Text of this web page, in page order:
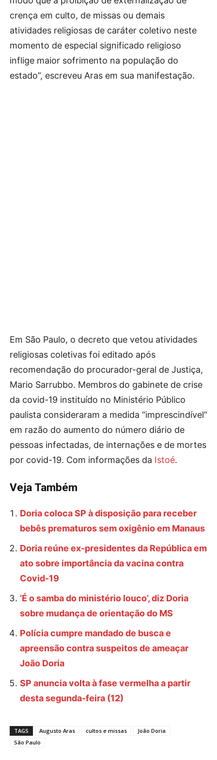
crença em culto, de missas ou demais
atividades religiosas de caráter coletivo neste
momento de especial significado religioso
inflige maior sofrimento na população do
estado”, escreveu Aras em sua manifestação.
Em São Paulo, o decreto que vetou atividades
religiosas coletivas foi editado após
recomendação do procurador-geral de Justiça,
Mario Sarrubbo. Membros do gabinete de crise
da covid-19 instituído no Ministério Público
paulista consideraram a medida “imprescindível”
em razão do aumento do número diário de
pessoas infectadas, de internações e de mortes
por covid-19. Com informações da Istoé.
Veja Também
Doria coloca SP à disposição para receber
bebês prematuros sem oxigênio em Manaus
Doria reúne ex-presidentes da República em
ato sobre importância da vacina contra
Covid-19
‘É o samba do ministério louco’, diz Doria
sobre mudança de orientação do MS
Polícia cumpre mandado de busca e
apreensão contra suspeitos de ameaçar
João Doria
SP anuncia volta à fase vermelha a partir
desta segunda-feira (12)
TAGS Augusto Aras cultos e missas
João Doria
São Paulo